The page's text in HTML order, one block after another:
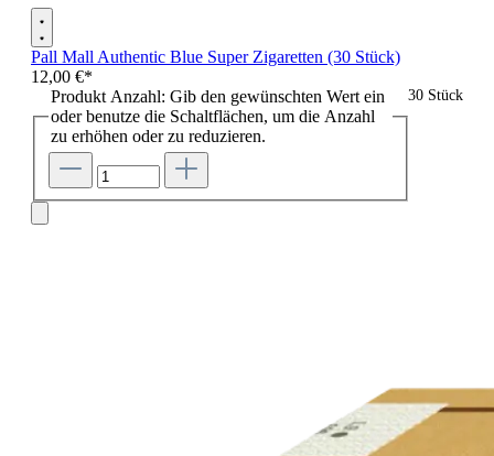
Pall Mall Authentic Blue Super Zigaretten (30 Stück)
12,00 €*
30 Stück
Produkt Anzahl: Gib den gewünschten Wert ein
oder benutze die Schaltflächen, um die Anzahl
zu erhöhen oder zu reduzieren.